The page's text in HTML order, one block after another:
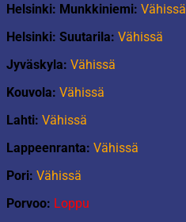
Helsinki: Munkkiniemi: Vähissä
Helsinki: Suutarila: Vähissä
Jyväskyla: Vähissä
Kouvola: Vähissä
Lahti: Vähissä
Lappeenranta: Vähissä
Pori: Vähissä
Porvoo: Loppu